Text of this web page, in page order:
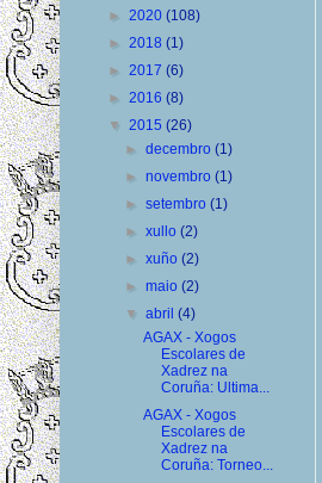
► 2020 (108)
► 2018 (1)
► 2017 (6)
► 2016 (8)
▼ 2015 (26)
►decembro(1)
►novembro(1)
►setembro(1)
►xullo(2)
►xuño(2)
►maio(2)
▼abril(4)
AGAX - Xogos
Escolares de
Xadrez na
Coruña: Ultima...
AGAX - Xogos
Escolares de
Xadrez na
Coruña: Torneo...